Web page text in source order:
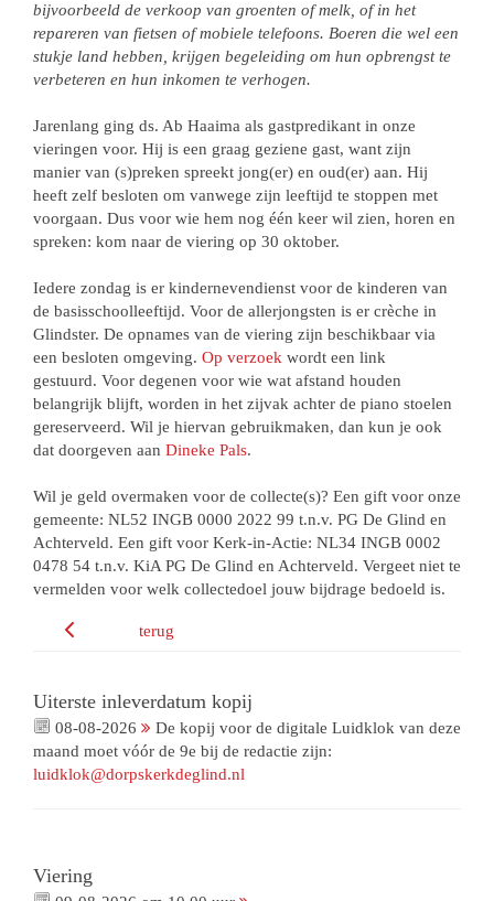
bijvoorbeeld de verkoop van groenten of melk, of in het
repareren van fietsen of mobiele telefoons. Boeren die wel een
stukje land hebben, krijgen begeleiding om hun opbrengst te
verbeteren en hun inkomen te verhogen.
Jarenlang ging ds. Ab Haaima als gastpredikant in onze
vieringen voor. Hij is een graag geziene gast, want zijn
manier van (s)preken spreekt jong(er) en oud(er) aan. Hij
heeft zelf besloten om vanwege zijn leeftijd te stoppen met
voorgaan. Dus voor wie hem nog één keer wil zien, horen en
spreken: kom naar de viering op 30 oktober.
Iedere zondag is er kindernevendienst voor de kinderen van
de basisschoolleeftijd. Voor de allerjongsten is er crèche in
Glindster. De opnames van de viering zijn beschikbaar via
een besloten omgeving. Op verzoek wordt een link
gestuurd. Voor degenen voor wie wat afstand houden
belangrijk blijft, worden in het zijvak achter de piano stoelen
gereserveerd. Wil je hiervan gebruikmaken, dan kun je ook
dat doorgeven aan Dineke Pals.
Wil je geld overmaken voor de collecte(s)? Een gift voor onze
gemeente: NL52 INGB 0000 2022 99 t.n.v. PG De Glind en
Achterveld. Een gift voor Kerk-in-Actie: NL34 INGB 0002
0478 54 t.n.v. KiA PG De Glind en Achterveld. Vergeet niet te
vermelden voor welk collectedoel jouw bijdrage bedoeld is.
terug
Uiterste inleverdatum kopij
08-08-2026
De kopij voor de digitale Luidklok van deze
maand moet vóór de 9e bij de redactie zijn:
luidklok@dorpskerkdeglind.nl
Viering